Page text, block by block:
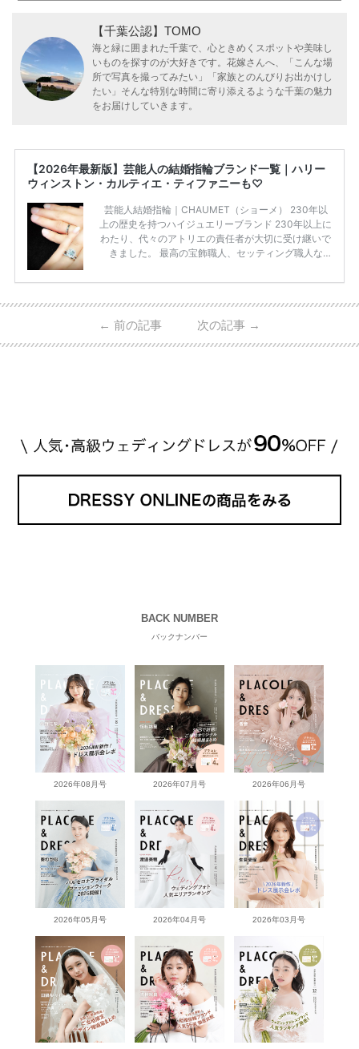
【千葉公認】TOMO
海と緑に囲まれた千葉で、心ときめくスポットや美味し
いものを探すのが大好きです。花嫁さんへ、「こんな場
所で写真を撮ってみたい」「家族とのんびりお出かけし
たい」そんな特別な時間に寄り添えるような千葉の魅力
をお届けしていきます。
【2026年最新版】芸能人の結婚指輪ブランド一覧｜ハリー
ウィンストン・カルティエ・ティファニーも♡
芸能人結婚指輪｜CHAUMET（ショーメ） 230年以
上の歴史を持つハイジュエリーブランド 230年以上に
わたり、代々のアトリエの責任者が大切に受け継いで
きました。 最高の宝飾職人、セッティング職人な
高品質の宝石を扱っています。 至高のデザインと品
ん・魔裟斗さんの婚約指輪 魔裟斗さんが矢沢さんに
贈られた指輪は1カラットのものです。 ショーメの価
← 前の記事 次の記事 →
BACK NUMBER
バックナンバー
2026年08月号 2026年07月号 2026年06月号
2026年05月号 2026年04月号 2026年03月号